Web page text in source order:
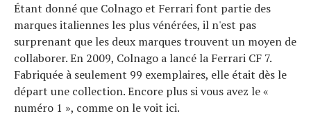
Étant donné que Colnago et Ferrari font partie des
marques italiennes les plus vénérées, il n'est pas
surprenant que les deux marques trouvent un moyen de
collaborer. En 2009, Colnago a lancé la Ferrari CF 7.
Fabriquée à seulement 99 exemplaires, elle était dès le
départ une collection. Encore plus si vous avez le «
numéro 1 », comme on le voit ici.
Tous nos articles
À propos